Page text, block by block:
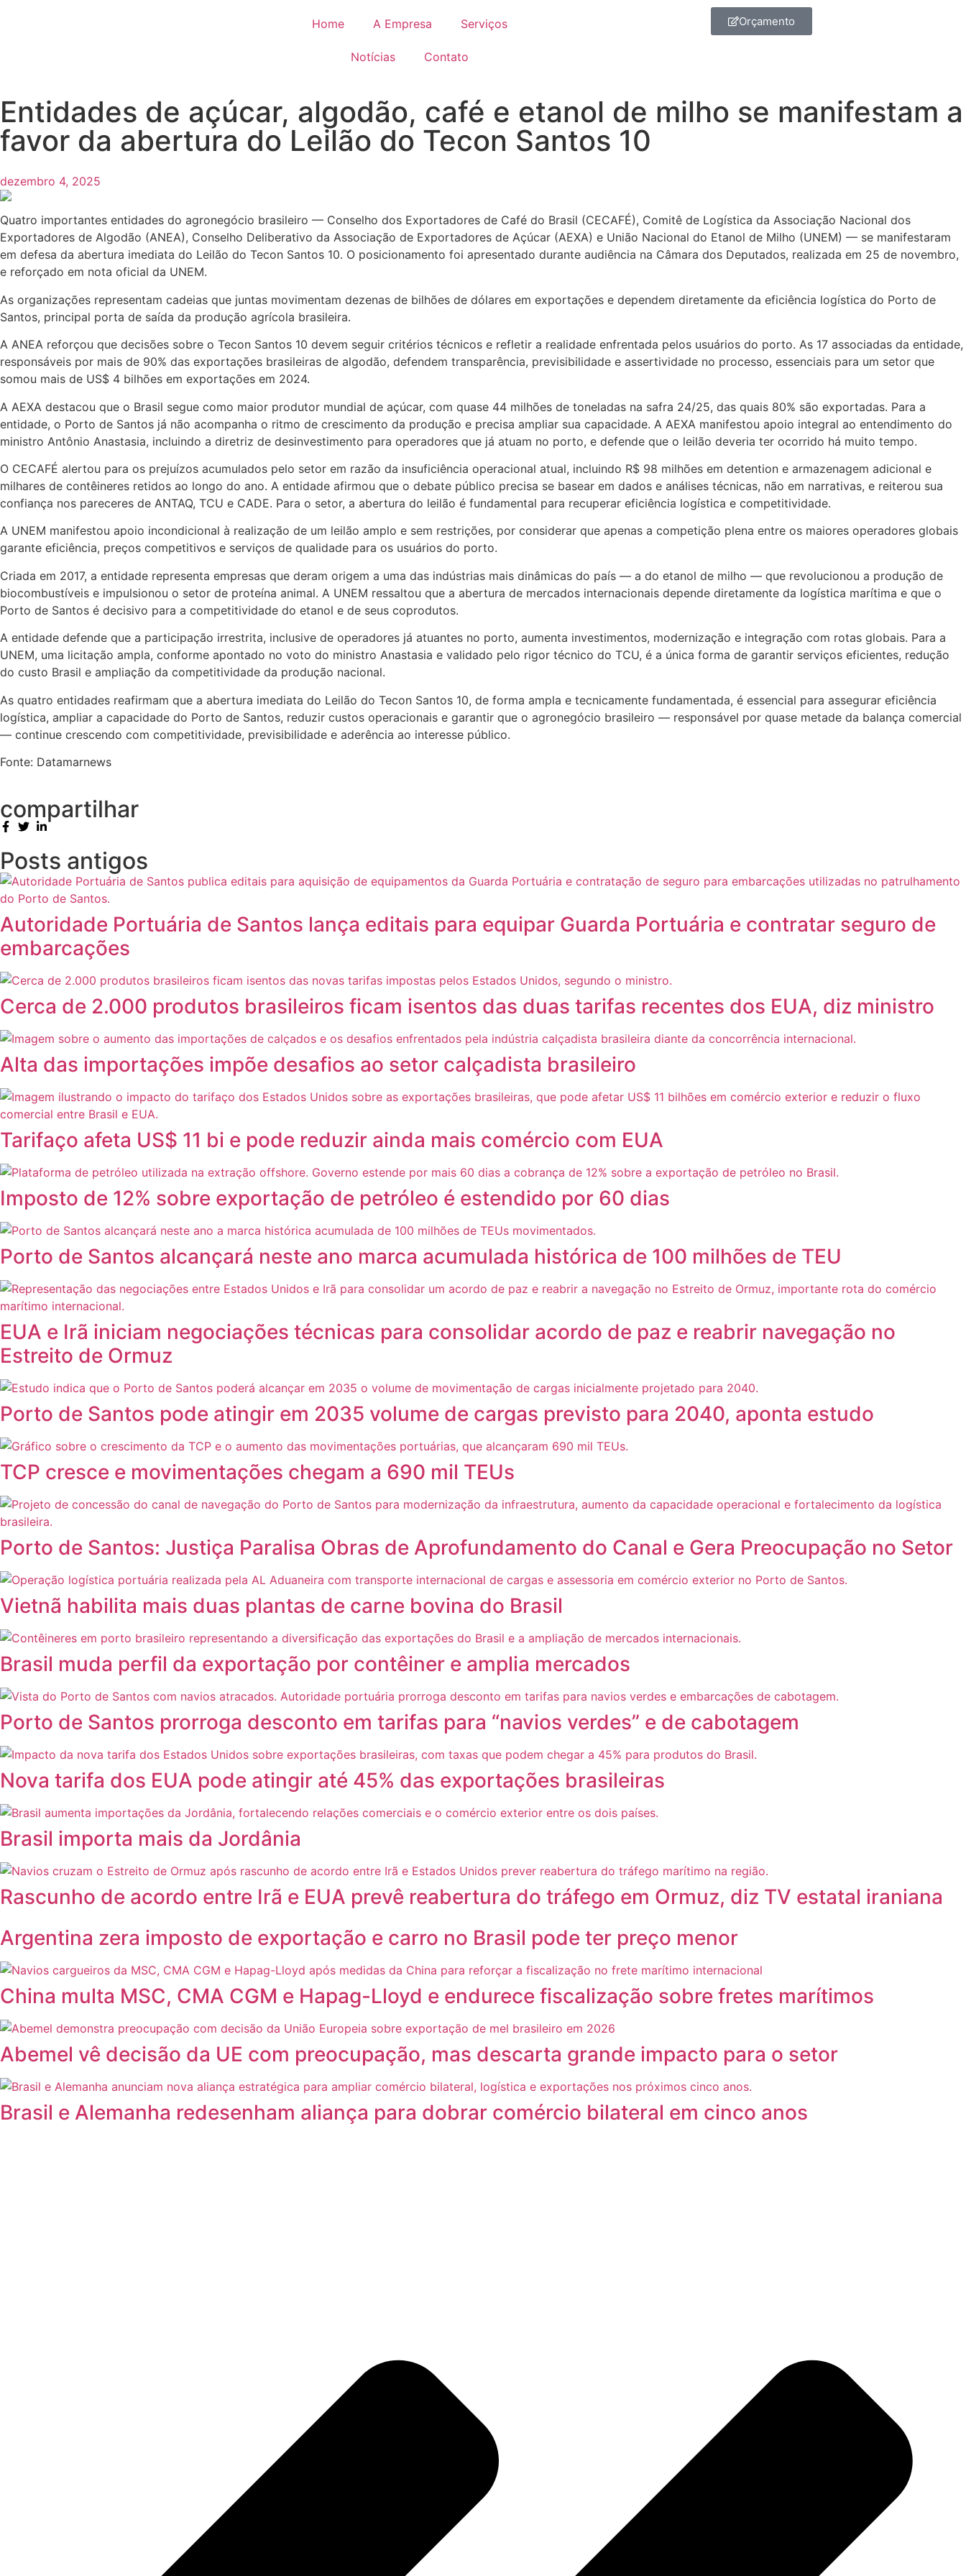
Home A Empresa Serviços
Notícias Contato
Orçamento
Entidades de açúcar, algodão, café e etanol de milho se manifestam a
favor da abertura do Leilão do Tecon Santos 10
dezembro 4, 2025
Quatro importantes entidades do agronegócio brasileiro — Conselho dos Exportadores de Café do Brasil (CECAFÉ), Comitê de Logística da Associação Nacional dos
Exportadores de Algodão (ANEA), Conselho Deliberativo da Associação de Exportadores de Açúcar (AEXA) e União Nacional do Etanol de Milho (UNEM) — se manifestaram
em defesa da abertura imediata do Leilão do Tecon Santos 10. O posicionamento foi apresentado durante audiência na Câmara dos Deputados, realizada em 25 de novembro,
e reforçado em nota oficial da UNEM.
As organizações representam cadeias que juntas movimentam dezenas de bilhões de dólares em exportações e dependem diretamente da eficiência logística do Porto de
Santos, principal porta de saída da produção agrícola brasileira.
A ANEA reforçou que decisões sobre o Tecon Santos 10 devem seguir critérios técnicos e refletir a realidade enfrentada pelos usuários do porto. As 17 associadas da entidade,
responsáveis por mais de 90% das exportações brasileiras de algodão, defendem transparência, previsibilidade e assertividade no processo, essenciais para um setor que
somou mais de US$ 4 bilhões em exportações em 2024.
A AEXA destacou que o Brasil segue como maior produtor mundial de açúcar, com quase 44 milhões de toneladas na safra 24/25, das quais 80% são exportadas. Para a
entidade, o Porto de Santos já não acompanha o ritmo de crescimento da produção e precisa ampliar sua capacidade. A AEXA manifestou apoio integral ao entendimento do
ministro Antônio Anastasia, incluindo a diretriz de desinvestimento para operadores que já atuam no porto, e defende que o leilão deveria ter ocorrido há muito tempo.
O CECAFÉ alertou para os prejuízos acumulados pelo setor em razão da insuficiência operacional atual, incluindo R$ 98 milhões em detention e armazenagem adicional e
milhares de contêineres retidos ao longo do ano. A entidade afirmou que o debate público precisa se basear em dados e análises técnicas, não em narrativas, e reiterou sua
confiança nos pareceres de ANTAQ, TCU e CADE. Para o setor, a abertura do leilão é fundamental para recuperar eficiência logística e competitividade.
A UNEM manifestou apoio incondicional à realização de um leilão amplo e sem restrições, por considerar que apenas a competição plena entre os maiores operadores globais
garante eficiência, preços competitivos e serviços de qualidade para os usuários do porto.
Criada em 2017, a entidade representa empresas que deram origem a uma das indústrias mais dinâmicas do país — a do etanol de milho — que revolucionou a produção de
biocombustíveis e impulsionou o setor de proteína animal. A UNEM ressaltou que a abertura de mercados internacionais depende diretamente da logística marítima e que o
Porto de Santos é decisivo para a competitividade do etanol e de seus coprodutos.
A entidade defende que a participação irrestrita, inclusive de operadores já atuantes no porto, aumenta investimentos, modernização e integração com rotas globais. Para a
UNEM, uma licitação ampla, conforme apontado no voto do ministro Anastasia e validado pelo rigor técnico do TCU, é a única forma de garantir serviços eficientes, redução
do custo Brasil e ampliação da competitividade da produção nacional.
As quatro entidades reafirmam que a abertura imediata do Leilão do Tecon Santos 10, de forma ampla e tecnicamente fundamentada, é essencial para assegurar eficiência
logística, ampliar a capacidade do Porto de Santos, reduzir custos operacionais e garantir que o agronegócio brasileiro — responsável por quase metade da balança comercial
— continue crescendo com competitividade, previsibilidade e aderência ao interesse público.
Fonte: Datamarnews
compartilhar
Posts antigos
Autoridade Portuária de Santos lança editais para equipar Guarda Portuária e contratar seguro de
embarcações
Cerca de 2.000 produtos brasileiros ficam isentos das duas tarifas recentes dos EUA, diz ministro
Alta das importações impõe desafios ao setor calçadista brasileiro
Tarifaço afeta US$ 11 bi e pode reduzir ainda mais comércio com EUA
Imposto de 12% sobre exportação de petróleo é estendido por 60 dias
Porto de Santos alcançará neste ano marca acumulada histórica de 100 milhões de TEU
EUA e Irã iniciam negociações técnicas para consolidar acordo de paz e reabrir navegação no
Estreito de Ormuz
Porto de Santos pode atingir em 2035 volume de cargas previsto para 2040, aponta estudo
TCP cresce e movimentações chegam a 690 mil TEUs
Porto de Santos: Justiça Paralisa Obras de Aprofundamento do Canal e Gera Preocupação no Setor
Vietnã habilita mais duas plantas de carne bovina do Brasil
Brasil muda perfil da exportação por contêiner e amplia mercados
Porto de Santos prorroga desconto em tarifas para “navios verdes” e de cabotagem
Nova tarifa dos EUA pode atingir até 45% das exportações brasileiras
Brasil importa mais da Jordânia
Rascunho de acordo entre Irã e EUA prevê reabertura do tráfego em Ormuz, diz TV estatal iraniana
Argentina zera imposto de exportação e carro no Brasil pode ter preço menor
China multa MSC, CMA CGM e Hapag-Lloyd e endurece fiscalização sobre fretes marítimos
Abemel vê decisão da UE com preocupação, mas descarta grande impacto para o setor
Brasil e Alemanha redesenham aliança para dobrar comércio bilateral em cinco anos